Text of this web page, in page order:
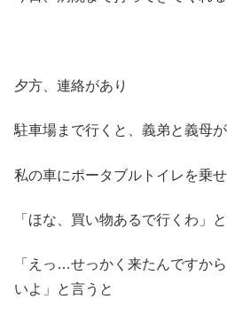
夕方、連絡があり
駐車場まで行くと、義弟と義母
私の車にポータブルトイレを乗
「ほな、買い物あるで行くわ」と
「えっ…せっかく来たんですか
いよ」と言うと